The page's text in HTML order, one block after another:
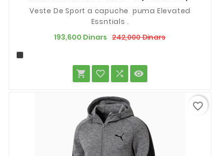
Veste De Sport a capuche puma Elevated
Essntials .
193,600 Dinars 242,000 DinarsPrix
Prix
   
favorite_border